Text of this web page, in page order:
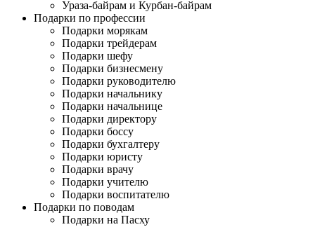
Ураза-байрам и Курбан-байрам
Подарки по профессии
Подарки морякам
Подарки трейдерам
Подарки шефу
Подарки бизнесмену
Подарки руководителю
Подарки начальнику
Подарки начальнице
Подарки директору
Подарки боссу
Подарки бухгалтеру
Подарки юристу
Подарки врачу
Подарки учителю
Подарки воспитателю
Подарки по поводам
Подарки на Пасху